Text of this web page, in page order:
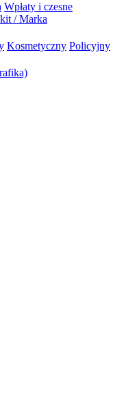
Wpłaty i czesne
/ Marka
Kosmetyczny Policyjny